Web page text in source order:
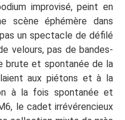
improvisé, peint en
scène éphémère dans
un spectacle de défilé
velours, pas de bandes-
brute et spontanée de la
aux piétons et à la
à la fois spontanée et
le cadet irrévérencieux